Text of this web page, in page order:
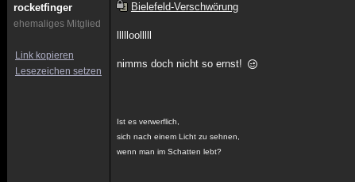
rocketfinger
ehemaliges Mitglied
Link kopieren
Lesezeichen setzen
Bielefeld-Verschwörung
llllloolllll
nimms doch nicht so ernst!
Ist es verwerflich,
sich nach einem Licht zu sehnen,
wenn man im Schatten lebt?